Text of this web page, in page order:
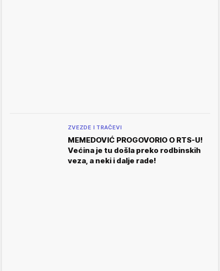
ZVEZDE I TRAČEVI
MEMEDOVIĆ PROGOVORIO O RTS-U!
Većina je tu došla preko rodbinskih
veza, a neki i dalje rade!